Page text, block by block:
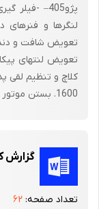
7- سینی و واشر
پیچ های اطراف
8- بایستی پیچ
بزرگ تایرلیور
پژو405– -
لنگرها و فنرهای
تعویض لنتهای
1600. بستن موتور RD1600 – ...
گزارش
تعداد صفحه: ۶۲